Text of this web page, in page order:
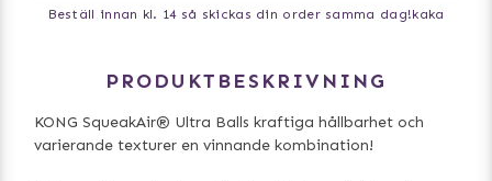
Beställ innan kl. 14 så skickas din order samma dag!kaka
PRODUKTBESKRIVNING
KONG SqueakAir® Ultra Balls kraftiga hållbarhet och
varierande texturer en vinnande kombination!